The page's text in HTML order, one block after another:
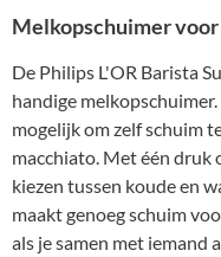
Melkopschuimer
De Philips L'OR Barista
handige
mogelijk om zelf schuim
macchiato. Met één druk
kiezen tussen koude en
maakt genoeg schuim
als je samen met iemand